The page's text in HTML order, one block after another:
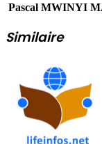
Pascal MWINYI
Similaire